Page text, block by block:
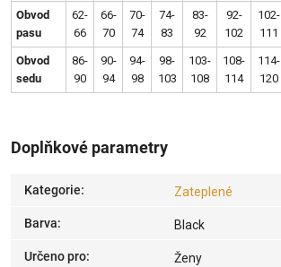
Obvod
pasu
62-
66
66-
70
70-
74
74-
83
83-
92
92-
102
102-
111
Obvod
sedu
86-
90
90-
94
94-
98
98-
103
103-
108
108-
114
114-
120
Doplňkové parametry
Kategorie: Zateplené
Barva: Black
Určeno pro: Ženy